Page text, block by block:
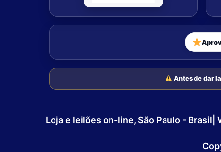
Antes de dar
Loja e leilões on-line, São Paulo -